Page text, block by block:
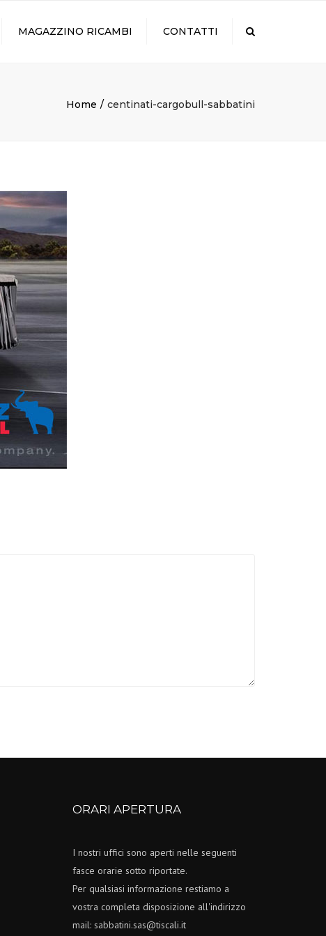
MAGAZZINO RICAMBI CONTATTI
Home centinati-cargobull-sabbatini
ORARI APERTURA
I nostri uffici sono aperti nelle seguenti
fasce orarie sotto riportate.
Per qualsiasi informazione restiamo a
vostra completa disposizione all'indirizzo
mail: sabbatini.sas@tiscali.it